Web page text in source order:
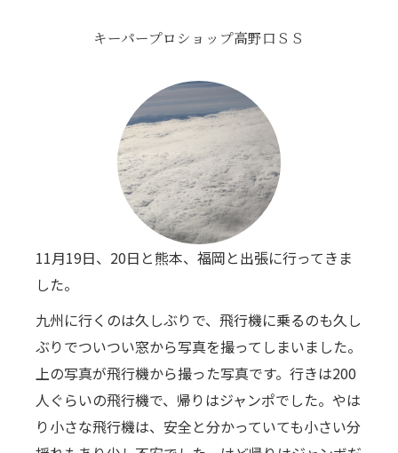
キーパープロショップ高野口ＳＳ
11月19日、20日と熊本、福岡と出張に行ってきま
した。
九州に行くのは久しぶりで、飛行機に乗るのも久し
ぶりでついつい窓から写真を撮ってしまいました。
上の写真が飛行機から撮った写真です。行きは200
人ぐらいの飛行機で、帰りはジャンポでした。やは
り小さな飛行機は、安全と分かっていても小さい分